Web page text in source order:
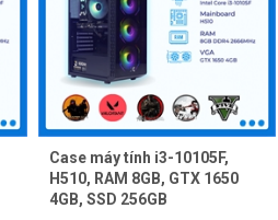
Case máy tính i3-10105F,
H510, RAM 8GB, GTX 1650
4GB, SSD 256GB